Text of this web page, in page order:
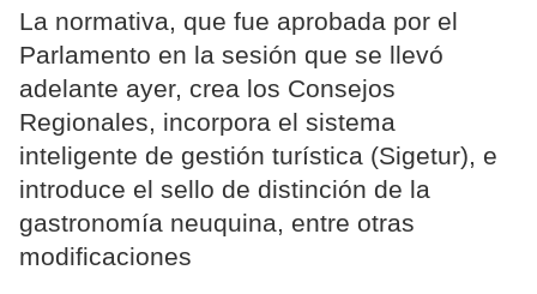
La normativa, que fue aprobada por el
Parlamento en la sesión que se llevó
adelante ayer, crea los Consejos
Regionales, incorpora el sistema
inteligente de gestión turística (Sigetur), e
introduce el sello de distinción de la
gastronomía neuquina, entre otras
modificaciones